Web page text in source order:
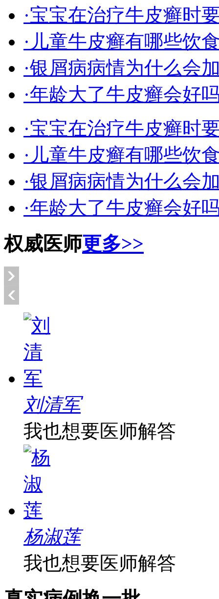
·宝宝在治疗牛皮癣时
·儿童牛皮癣有哪些饮
·银屑病病情为什么会
·年龄大了牛皮癣会好
·宝宝在治疗牛皮癣时
·儿童牛皮癣有哪些饮
·银屑病病情为什么会
·年龄大了牛皮癣会好
权威医师更多>>
刘清军
我也想要医师解答
杨淑莲
我也想要医师解答